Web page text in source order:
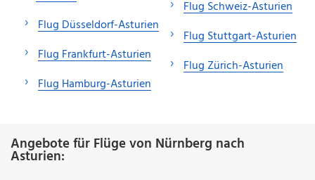
Flug Düsseldorf-Asturien
Flug Frankfurt-Asturien
Flug Hamburg-Asturien
Flug Schweiz-Asturien
Flug Stuttgart-Asturien
Flug Zürich-Asturien
Angebote für Flüge von Nürnberg nach
Asturien: